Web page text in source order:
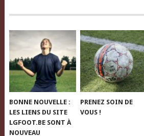
BONNE NOUVELLE :
LES LIENS DU SITE
LGFOOT.BE SONT À
NOUVEAU
PRENEZ SOIN DE
VOUS !